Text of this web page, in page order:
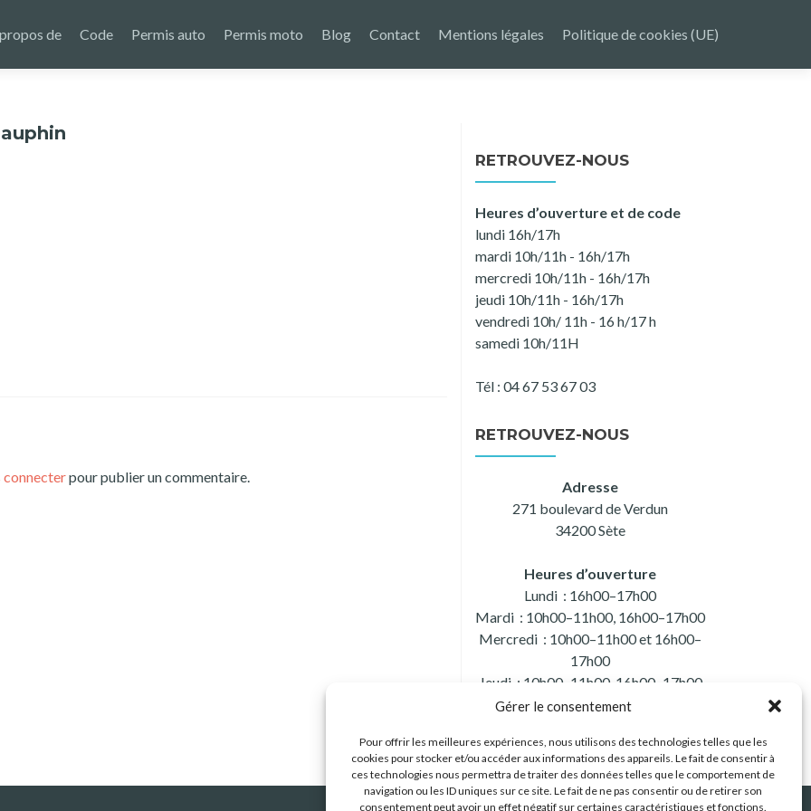
Gérer le consentement
Pour offrir les meilleures expériences, nous utilisons des technologies telles que les
cookies pour stocker et/ou accéder aux informations des appareils. Le fait de consentir à
ces technologies nous permettra de traiter des données telles que le comportement de
navigation ou les ID uniques sur ce site. Le fait de ne pas consentir ou de retirer son
consentement peut avoir un effet négatif sur certaines caractéristiques et fonctions.
de Code Permis auto Permis moto Blog Contact Mentions légales Politique de cookies (UE)
connecterpour publier un commentaire.
RETROUVEZ-NOUS
Heures d’ouverture et de code
lundi 16h/17h
mardi 10h/11h - 16h/17h
mercredi 10h/11h - 16h/17h
jeudi 10h/11h - 16h/17h
vendredi 10h/ 11h - 16 h/17 h
samedi 10h/11H
Tél : 04 67 53 67 03
RETROUVEZ-NOUS
Adresse
271 boulevard de Verdun
34200 Sète
Heures d’ouverture
Lundi : 16h00–17h00
Mardi : 10h00–11h00, 16h00–17h00
Mercredi : 10h00–11h00 et 16h00–
17h00
Jeudi : 10h00–11h00, 16h00–17h00
Vendredi : 10h00–11h00 et 16h00–
Samedi : 10h00–11h00